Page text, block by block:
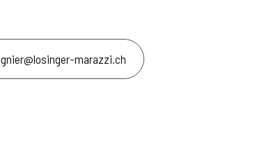
marazzi.ch